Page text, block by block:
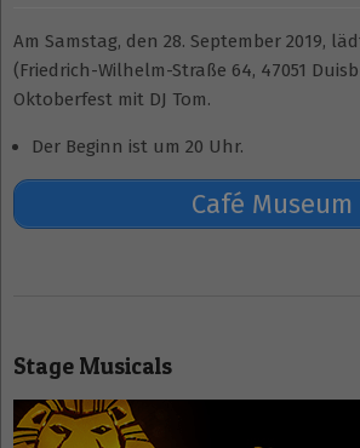
Am Samstag, den 28. September 2019,
(Friedrich-Wilhelm-Straße 64, 47051
Oktoberfest mit DJ Tom.
Der Beginn ist um 20 Uhr.
Café Museum
23
Stage Musicals